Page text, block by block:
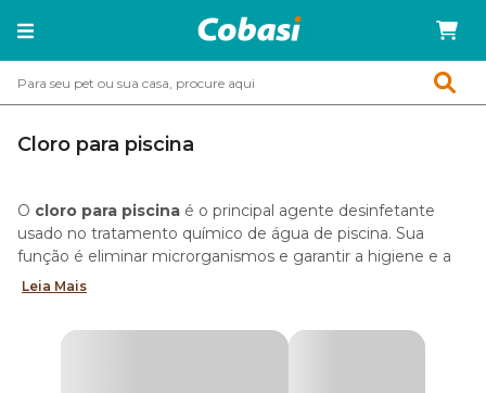
Cloro para piscina
O cloro para piscina é o principal agente desinfetante
usado no tratamento químico de água de piscina. Sua
função é eliminar microrganismos e garantir a higiene e a
segurança de toda a família durante os momentos de lazer.
de forma rápida e eficaz, combatendo bactérias, fungos e
Leia Mais